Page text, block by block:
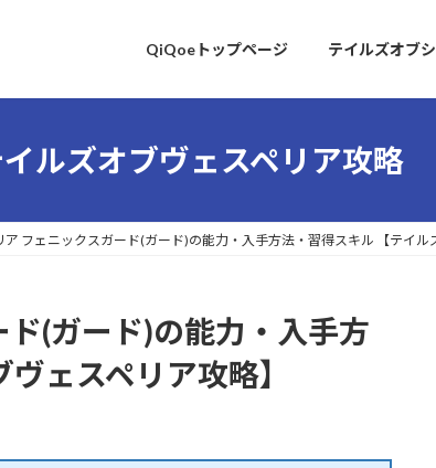
QiQoeトップページ テイルズオブ
ルズオブヴェスペリア攻略
ア フェニックスガード(ガード)の能力・入手方法・習得スキル 【テイル
(ガード)の能力・入手方
ェスペリア攻略】